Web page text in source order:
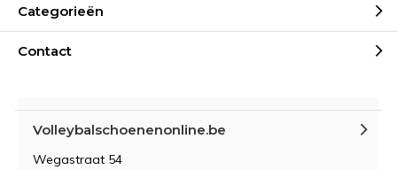
Categorieën
Contact
Volleybalschoenenonline.be
Wegastraat 54